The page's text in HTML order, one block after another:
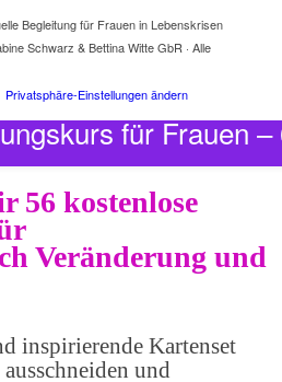
Begleitung für Frauen in Lebenskrisen
Schwarz & Bettina Witte GbR · Alle
Privatsphäre-Einstellungen ändern
für Frauen
56 kostenlose
Veränderung und
inspirierende Kartenset
und